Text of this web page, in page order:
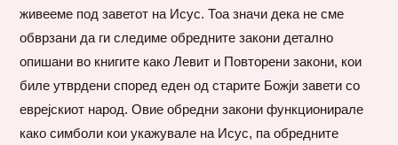
живееме под заветот на Исус. Тоа значи дека не сме
обврзани да ги следиме обредните закони детално
опишани во книгите како Левит и Повторени закони, кои
биле утврдени според еден од старите Божји завети со
еврејскиот народ. Овие обредни закони функционирале
како симболи кои укажувале на Исус, па обредните